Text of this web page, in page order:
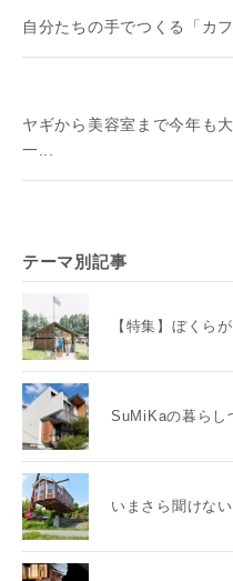
自分たちの手でつくる「カ
ヤギから美容室まで今年も
一...
テーマ別記事
【特集】ぼくら
SuMiKaの暮らし
いまさら聞けな